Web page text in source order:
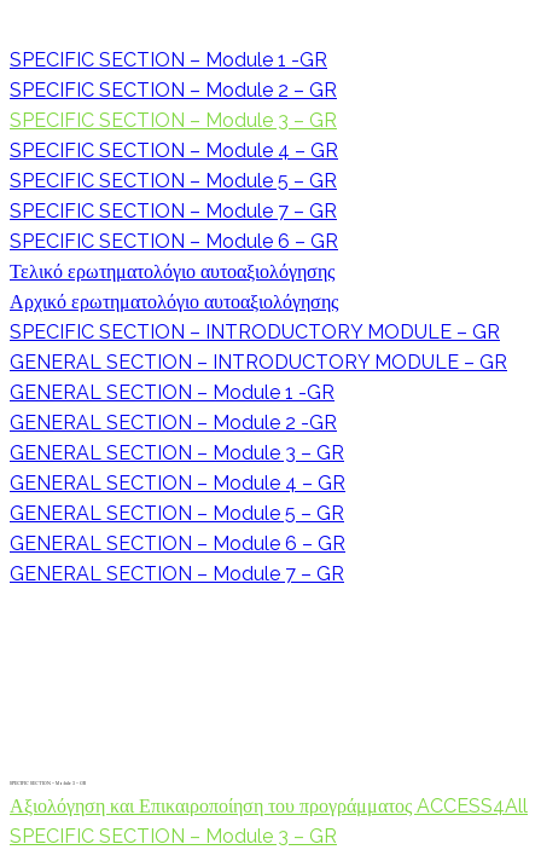
SPECIFIC SECTION – Module 1 -GR
SPECIFIC SECTION – Module 2 – GR
SPECIFIC SECTION – Module 3 – GR
SPECIFIC SECTION – Module 4 – GR
SPECIFIC SECTION – Module 5 – GR
SPECIFIC SECTION – Module 7 – GR
SPECIFIC SECTION – Module 6 – GR
Τελικό ερωτηματολόγιο αυτοαξιολόγησης
Αρχικό ερωτηματολόγιο αυτοαξιολόγησης
SPECIFIC SECTION – INTRODUCTORY MODULE – GR
GENERAL SECTION – INTRODUCTORY MODULE – GR
GENERAL SECTION – Module 1 -GR
GENERAL SECTION – Module 2 -GR
GENERAL SECTION – Module 3 – GR
GENERAL SECTION – Module 4 – GR
GENERAL SECTION – Module 5 – GR
GENERAL SECTION – Module 6 – GR
GENERAL SECTION – Module 7 – GR
SPECIFIC SECTION – Module 3 – GR
Αξιολόγηση και Επικαιροποίηση του προγράμματος ACCESS4All
SPECIFIC SECTION – Module 3 – GR